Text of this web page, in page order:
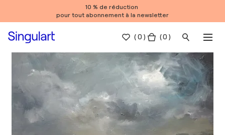
10 % de réduction
pour tout abonnement à la newsletter
(0 ) ( 0 )